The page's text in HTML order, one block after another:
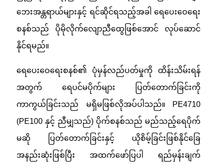
ဘေးအန္တရာယ်များနှင့် ရင်ဆိုင်ရသည့်အခါ ရေပေးဝေရေး
စနစ်သည် ပိုမိုလိုက်လျောညီထွေဖြစ်အောင် လုပ်ဆောင်
နိုင်ရမည်။
ရေပေးဝေရေးစနစ်၏ ပုံမှန်လည်ပတ်မှုကို ထိန်းသိမ်းရန်
အတွက် ရေပင်မပိုက်များ ပြတ်တောက်ခြင်းကို
ကာကွယ်ခြင်းသည် မရှိမဖြစ်လိုအပ်ပါသည်။ PE4710
(PE100 နှင့် ညီမျှသည်) ပိုက်စနစ်သည် မည်သည့်ရေပိုက်
မဆို ပြတ်တောက်ခြင်းနှင့် ယိုစိမ့်ခြင်းဖြစ်နိုင်ခြေ
အနည်းဆုံးဖြစ်ပြီး အထက်ဖော်ပြပါ ရည်မှန်းချက်